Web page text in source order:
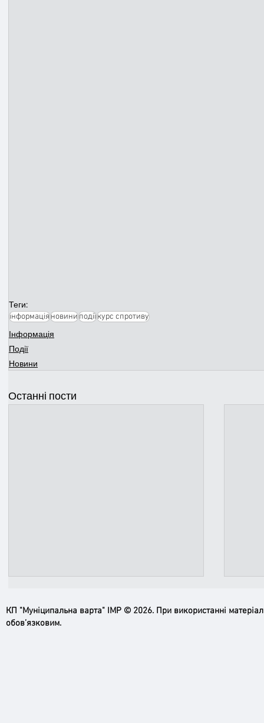
Теги:
інформаціяновиниподіїкурс спротиву
Інформація
Події
Новини
Останні пости
КП "Муніципальна варта" ІМР © 2026. При використанні
обов’язковим.